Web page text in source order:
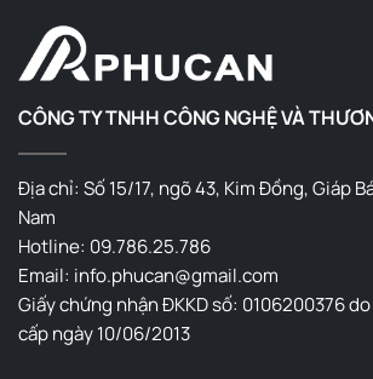
CÔNG TY TNHH CÔNG NGHỆ VÀ
Địa chỉ: Số 15/17, ngõ 43, Kim Đồng, Giáp
Nam
Hotline: 09.786.25.786
Email: info.phucan@gmail.com
Giấy chứng nhận ĐKKD số: 0106200376 do
cấp ngày 10/06/2013